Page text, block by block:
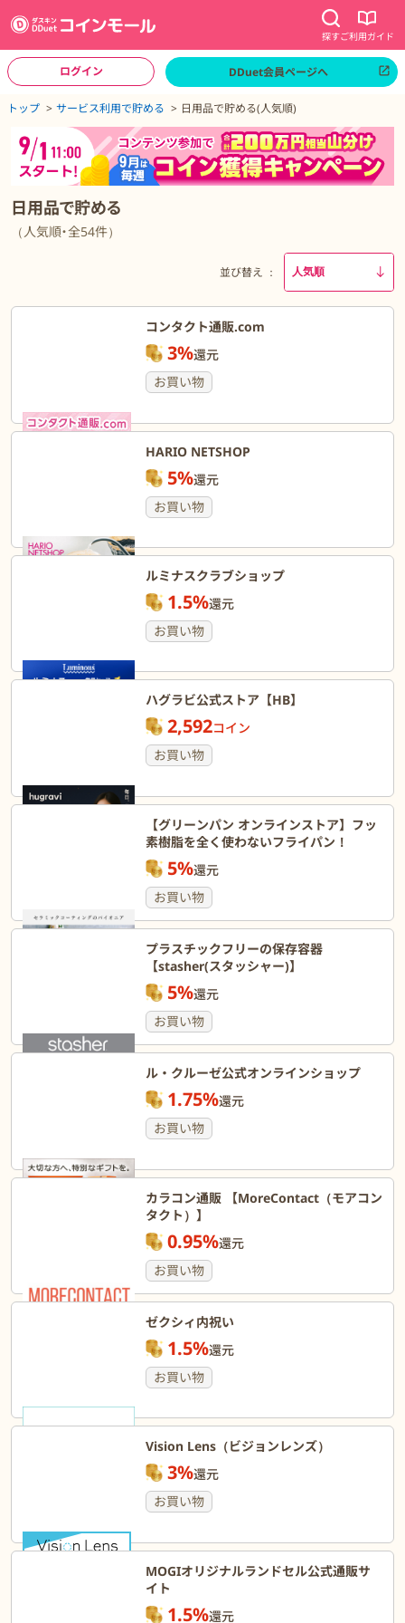
探すご利用ガイド
ログイン DDuet会員ページへ
トップ サービス利用で貯める 日用品で貯める(人気順)
日用品で貯める
（人気順・全54件）
並び替え
コンタクト通販.com
3%還元
お買い物
HARIO NETSHOP
5%還元
お買い物
ルミナスクラブショップ
1.5%還元
お買い物
ハグラビ公式ストア【HB】
2,592コイン
お買い物
【グリーンパン オンラインストア】フッ
素樹脂を全く使わないフライパン！
5%還元
お買い物
プラスチックフリーの保存容器
【stasher(スタッシャー)】
5%還元
お買い物
ル・クルーゼ公式オンラインショップ
1.75%還元
お買い物
カラコン通販 【MoreContact（モアコン
タクト）】
0.95%還元
お買い物
ゼクシィ内祝い
1.5%還元
お買い物
Vision Lens（ビジョンレンズ）
3%還元
お買い物
MOGIオリジナルランドセル公式通販サ
イト
1.5%還元
ジトップへ